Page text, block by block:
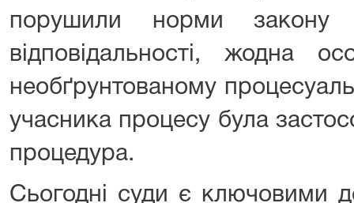
порушили норми закону
відповідальності, жодна
необґрунтованому
учасника процесу була
процедура.
Сьогодні суди є ключовими